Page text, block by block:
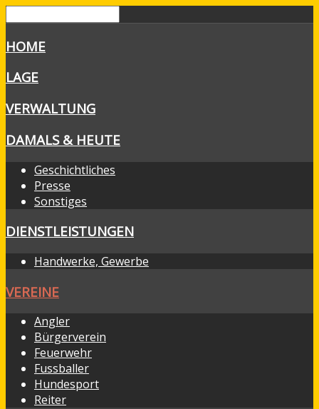
HOME
LAGE
VERWALTUNG
DAMALS & HEUTE
Geschichtliches
Presse
Sonstiges
DIENSTLEISTUNGEN
Handwerke, Gewerbe
VEREINE
Angler
Bürgerverein
Feuerwehr
Fussballer
Hundesport
Reiter